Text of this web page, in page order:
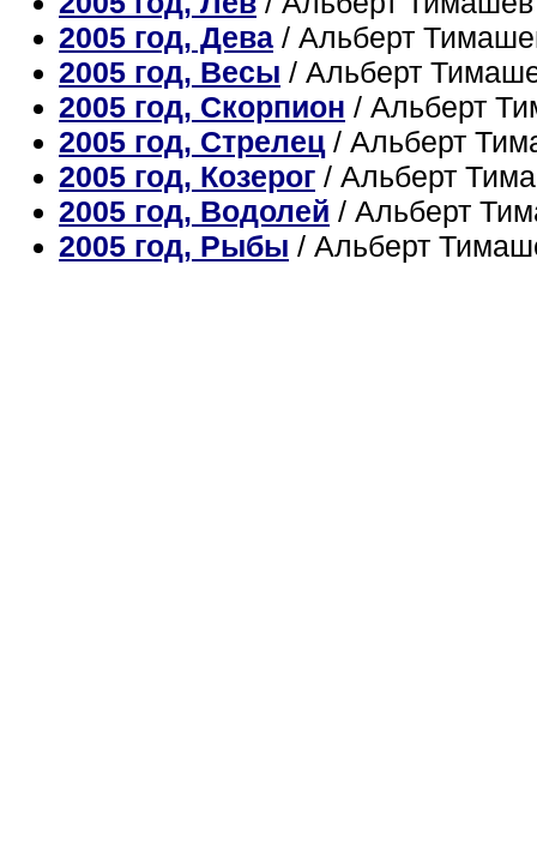
2005 год, Дева / Альберт
2005 год, Весы / Альберт
2005 год, Скорпион / Альберт
2005 год, Стрелец/ Альберт
2005 год, Козерог / Альберт
2005 год, Водолей / Альберт
2005 год, Рыбы / Альберт